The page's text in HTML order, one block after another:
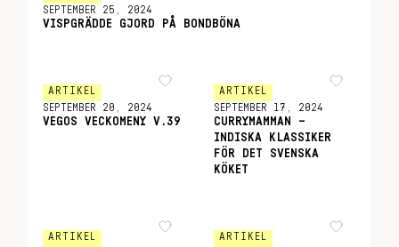
SEPTEMBER 25, 2024
VISPGRÄDDE GJORD PÅ BONDBÖNA
ARTIKEL
SEPTEMBER 20, 2024
VEGOS VECKOMENY V.39
ARTIKEL
SEPTEMBER 17, 2024
CURRYMAMMAN –
INDISKA KLASSIKER
FÖR DET SVENSKA
KÖKET
ARTIKEL
ARTIKEL